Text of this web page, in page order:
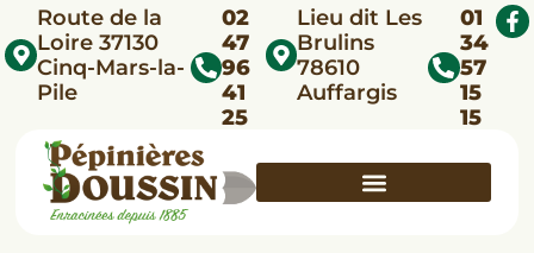
Route de la
Loire 37130
Cinq-Mars-la-
Pile
02
47
96
41
25
Lieu dit Les
Brulins
78610
Auffargis
01
34
57
15
15